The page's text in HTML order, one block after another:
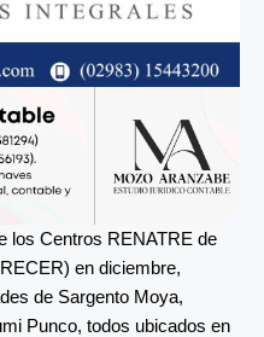
los Centros RENATRE de
en diciembre,
de Sargento Moya,
Punco, todos ubicados en